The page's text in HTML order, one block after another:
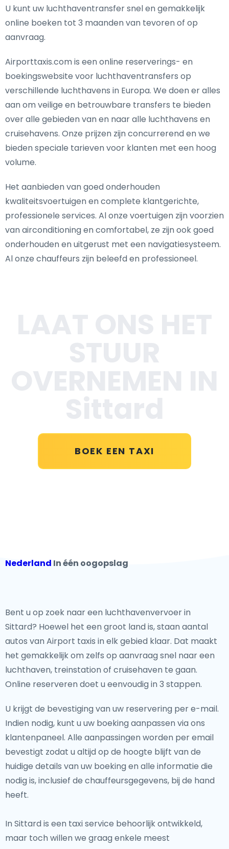
U kunt uw luchthaventransfer snel en gemakkelijk
online boeken tot 3 maanden van tevoren of op
aanvraag.
Airporttaxis.com is een online reserverings- en
boekingswebsite voor luchthaventransfers op
verschillende luchthavens in Europa. We doen er alles
aan om veilige en betrouwbare transfers te bieden
over alle gebieden van en naar alle luchthavens en
cruisehavens. Onze prijzen zijn concurrerend en we
bieden speciale tarieven voor klanten met een hoog
volume.
Het aanbieden van goed onderhouden
kwaliteitsvoertuigen en complete klantgerichte,
professionele services. Al onze voertuigen zijn voorzien
van airconditioning en comfortabel, ze zijn ook goed
onderhouden en uitgerust met een navigatiesysteem.
Al onze chauffeurs zijn beleefd en professioneel.
BOEK EEN TAXI
Nederland In één oogopslag
Bent u op zoek naar een luchthavenvervoer in
Sittard? Hoewel het een groot land is, staan aantal
autos van Airport taxis in elk gebied klaar. Dat maakt
het gemakkelijk om zelfs op aanvraag snel naar een
luchthaven, treinstation of cruisehaven te gaan.
Online reserveren doet u eenvoudig in 3 stappen.
U krijgt de bevestiging van uw reservering per e-mail.
Indien nodig, kunt u uw boeking aanpassen via ons
klantenpaneel. Alle aanpassingen worden per email
bevestigt zodat u altijd op de hoogte blijft van de
huidige details van uw boeking en alle informatie die
nodig is, inclusief de chauffeursgegevens, bij de hand
heeft.
In Sittard is een taxi service behoorlijk ontwikkeld,
maar toch willen we graag enkele meest